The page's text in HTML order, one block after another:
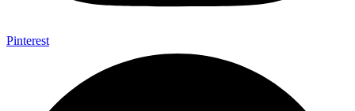
Pinterest